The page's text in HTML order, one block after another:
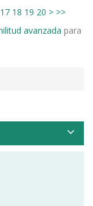
17 18 19 20 > >>
avanzada para